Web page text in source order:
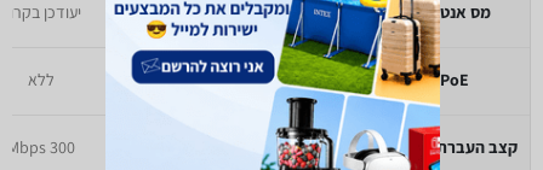
מס אנטנות
PoE
קצב העברת נתונים
יעודכן בקרוב
ללא
300 Mbps
יעודכן בקרוב
ללא
300 Mbps